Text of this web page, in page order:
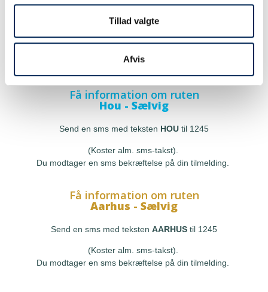
Tillad valgte
Afvis
Få information om ruten
Hou - Sælvig
Send en sms med teksten HOU til 1245
(Koster alm. sms-takst).
Du modtager en sms bekræftelse på din tilmelding.
Få information om ruten
Aarhus - Sælvig
Send en sms med teksten AARHUS til 1245
(Koster alm. sms-takst).
Du modtager en sms bekræftelse på din tilmelding.